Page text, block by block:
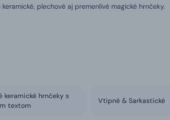
plechové aj premenlivé magické hrnčeky.
keramické hrnčeky s
textom
Vtipné & Sarkastické